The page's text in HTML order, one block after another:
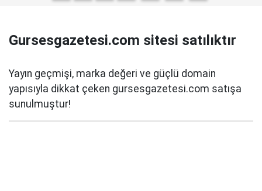
Gursesgazetesi.com sitesi satılıktır
Yayın geçmişi, marka değeri ve güçlü domain
yapısıyla dikkat çeken gursesgazetesi.com satışa
sunulmuştur!